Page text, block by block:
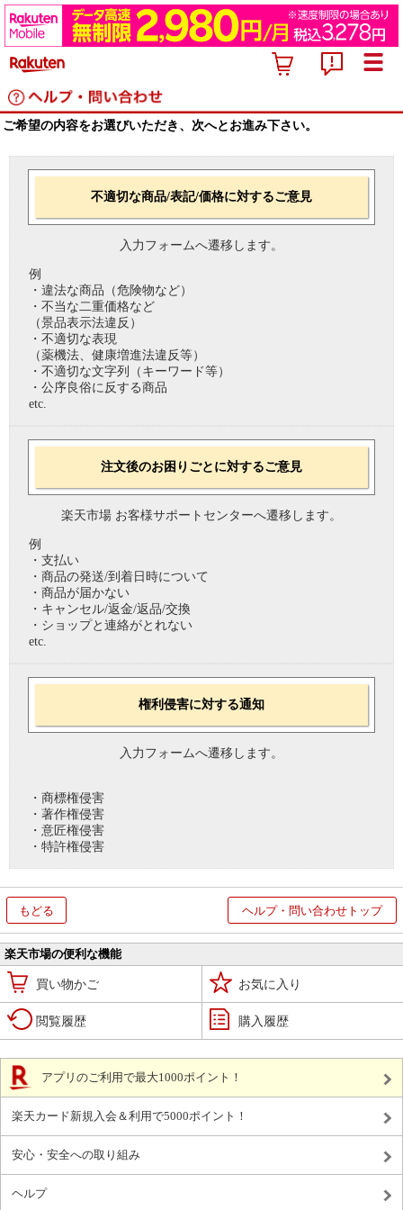
ご希望の内容をお選びいただき、次へとお進み下さい。
不適切な商品/表記/価格に対するご意見
入力フォームへ遷移します。
例
・違法な商品（危険物など）
・不当な二重価格など
（景品表示法違反）
・不適切な表現
（薬機法、健康増進法違反等）
・不適切な文字列（キーワード等）
・公序良俗に反する商品
etc.
注文後のお困りごとに対するご意見
楽天市場 お客様サポートセンターへ遷移します。
例
・支払い
・商品の発送/到着日時について
・商品が届かない
・キャンセル/返金/返品/交換
・ショップと連絡がとれない
etc.
権利侵害に対する通知
入力フォームへ遷移します。
・商標権侵害
・著作権侵害
・意匠権侵害
・特許権侵害
もどる ヘルプ・問い合わせトップ
楽天市場の便利な機能
買い物かご お気に入り
閲覧履歴 購入履歴
アプリのご利用で最大1000ポイント！
楽天カード新規入会＆利用で5000ポイント！
安心・安全への取り組み
ヘルプ